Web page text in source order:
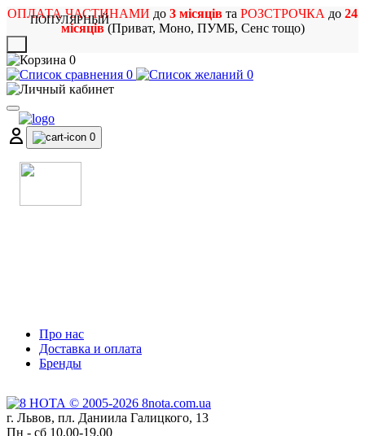
ОПЛАТА ЧАСТИНАМИ до 3 місяців та РОЗСТРОЧКА до 24
місяців(Приват, Моно, ПУМБ, Сенс тощо)
0
0
0
0
Про нас
Доставка и оплата
Бренды
г. Львов, пл. Даниила Галицкого, 13
Пн - сб 10.00-19.00
ПОПУЛЯРНЫЙ